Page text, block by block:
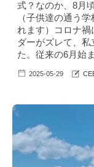
式？なのか、8月
（子供達の通う
れます）コロナ
ダーがズレて、
た。従来の6月始
2025-05-29